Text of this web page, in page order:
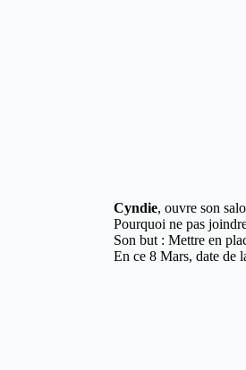
Cyndie, ouvre son
Pourquoi ne pas
Son but : Mettre en
En ce 8 Mars, date de